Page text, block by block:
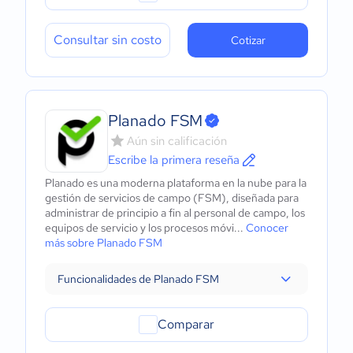
Consultar sin costo Cotizar
Planado FSM
Aún sin calificación
Escribe la primera reseña
Planado es una moderna plataforma en la nube para la
gestión de servicios de campo (FSM), diseñada para
administrar de principio a fin al personal de campo, los
equipos de servicio y los procesos móvi... Conocer
más sobre Planado FSM
Funcionalidades de Planado FSM
Comparar